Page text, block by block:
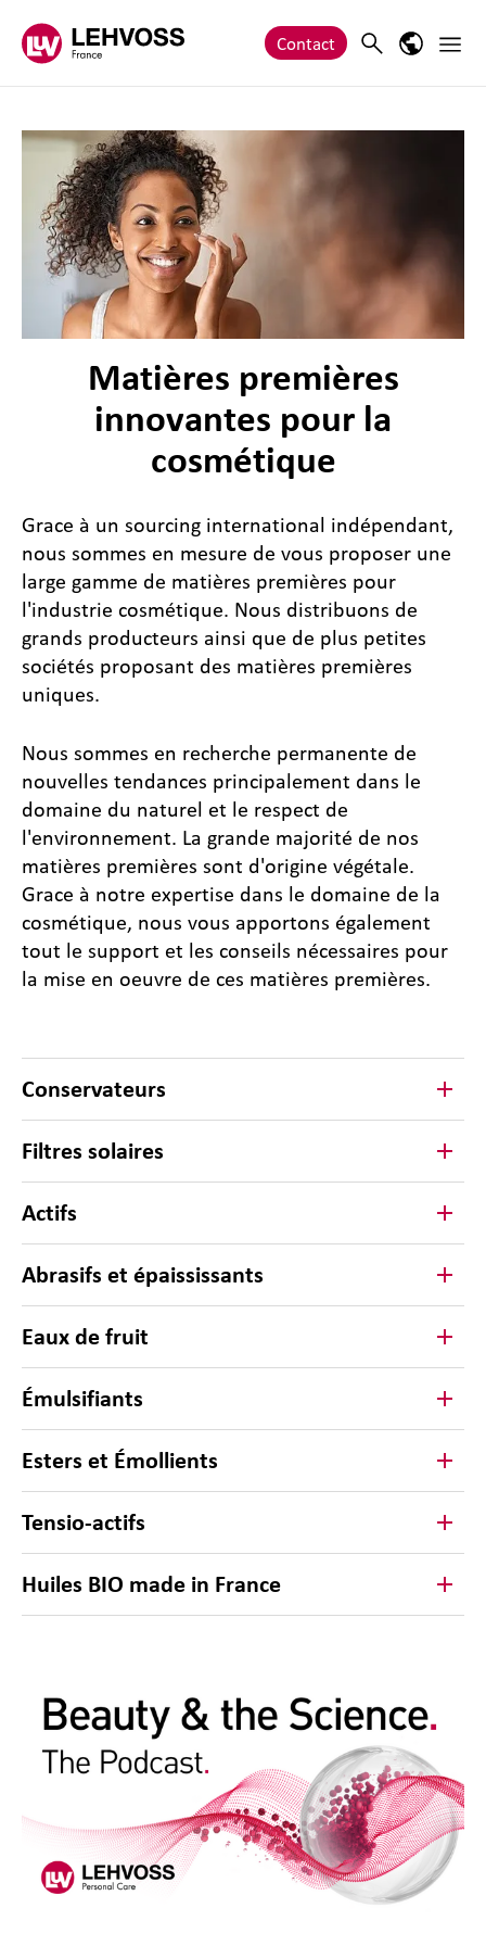
Contact Search Main
Matières premières
innovantes pour la
cosmétique
Grace à un sourcing international indépendant,
nous sommes en mesure de vous proposer une
large gamme de matières premières pour
l'industrie cosmétique. Nous distribuons de
grands producteurs ainsi que de plus petites
sociétés proposant des matières premières
uniques.
Nous sommes en recherche permanente de
nouvelles tendances principalement dans le
domaine du naturel et le respect de
l'environnement. La grande majorité de nos
matières premières sont d'origine végétale.
Grace à notre expertise dans le domaine de la
cosmétique, nous vous apportons également
tout le support et les conseils nécessaires pour
la mise en oeuvre de ces matières premières.
Conservateurs
Filtres solaires
Actifs
Abrasifs et épaississants
Eaux de fruit
Émulsifiants
Esters et Émollients
Tensio-actifs
Huiles BIO made in France